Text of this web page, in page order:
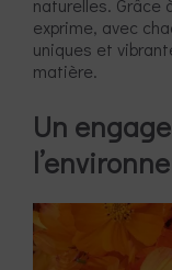
naturelles. Grâce
exprime, avec
uniques et
matière.
Un